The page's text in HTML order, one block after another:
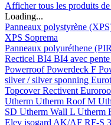
Afficher tous les produits
Loading...
Panneaux polystyrène
XPS Soprema
Panneaux polyuréthene
Recticel BI4 BI4 avec
PowerroofPowerdeck F
silver / silver sponning
TopcoverRectivent
Utherm Utherm Roof M
SD Utherm Wall L Utherm
Elev isogard AK/AF RF-S